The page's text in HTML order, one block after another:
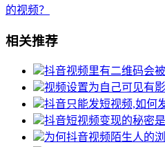
的视频？
相关推荐
抖音视频里有二维码会被
视频设置为自己可见有影
抖音只能发短视频,如何
抖音短视频变现的秘密是
为何抖音视频陌生人的